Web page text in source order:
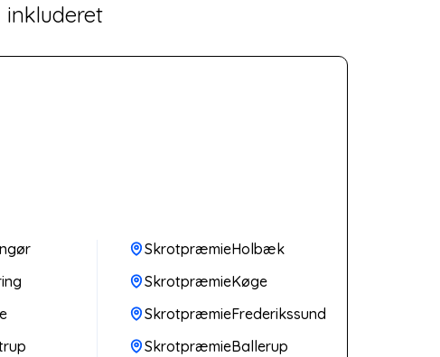
inkluderet
SkrotpræmieHolbæk
SkrotpræmieKøge
SkrotpræmieFrederikssund
SkrotpræmieBallerup